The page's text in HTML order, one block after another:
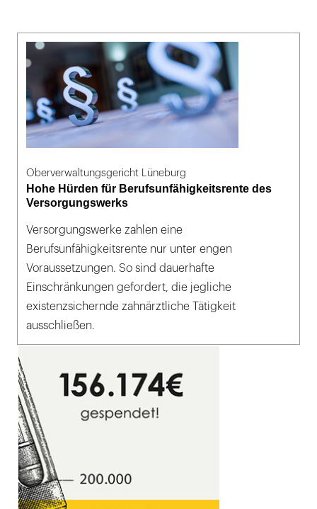
Oberverwaltungsgericht Lüneburg
Hohe Hürden für Berufsunfähigkeitsrente des
Versorgungswerks
Versorgungswerke zahlen eine
Berufsunfähigkeitsrente nur unter engen
Voraussetzungen. So sind dauerhafte
Einschränkungen gefordert, die jegliche
existenzsichernde zahnärztliche Tätigkeit
ausschließen.